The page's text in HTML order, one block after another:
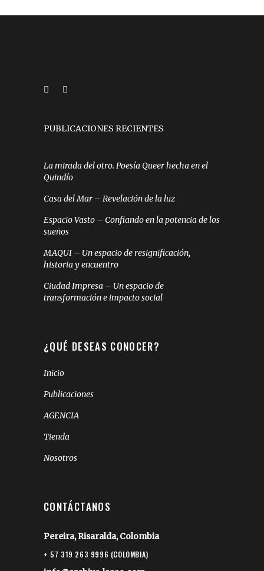
PUBLICACIONES RECIENTES
La mirada del otro. Poesía Queer hecha en el
Quindío
Casa del Mar – Revelación de la luz
Espacio Vasto – Confiando en la potencia de los
sueños
MAQUI – Un espacio de resignificación,
historia y encuentro
Ciudad Impresa – Un espacio de
transformación e impacto social
¿QUÉ DESEAS CONOCER?
Inicio
Publicaciones
AGENCIA
Tienda
Nosotros
CONTÁCTANOS
Pereira, Risaralda, Colombia
+ 57 319 263 9996 (COLOMBIA)